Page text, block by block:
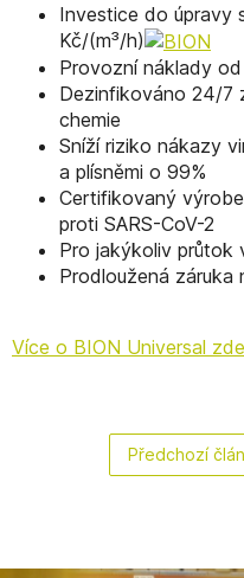
Investice do úpravy
Kč/(m³/h)
Provozní náklady
Dezinfikováno 24/7
chemie
Sníží riziko nákazy
a plísněmi o 99%
Certifikovaný
proti SARS-CoV-2
Pro jakýkoliv průtok
Prodloužená záruka
Více o BION Universal zde
Předchozí